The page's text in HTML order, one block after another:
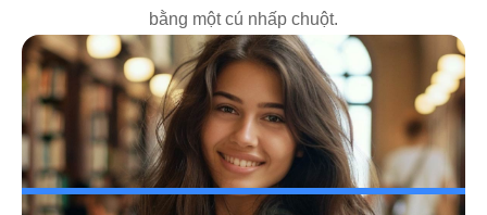
bằng một cú nhấp chuột.